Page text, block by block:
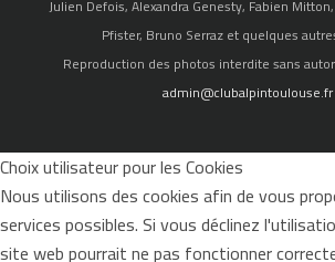
Julien Defois, Alexandra Genesty, Fabien
Pfister, Bruno Serraz et quelques
Reproduction des photos interdite sans
admin@clubalpintoulouse.fr
Choix utilisateur pour les Cookies
Nous utilisons des cookies afin de vous
services possibles. Si vous déclinez
site web pourrait ne pas fonctionner